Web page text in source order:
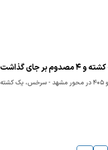
گذاشت
تصادف دو دستگاه خودروی سواری سمند و پژو ۴۰۵ در محور مشهد